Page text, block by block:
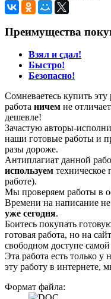
Преимущества
Взял и сдал!
Быстро!
Безопасно!
Сомневаетесь купить эту
работа ничем не
дешевле!
Зачастую авторы-
наши готовые работы и
разы дороже.
Антиплагиат данной
используем
работе).
Мы проверяем работы в
Времени на написание
уже сегодня.
Боитесь покупать
готовая работа, но на
свободном доступе
Эта работа есть только
эту работу в интернете,
Формат файла: